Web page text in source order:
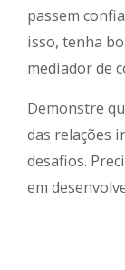
passem
isso, tenha
mediador de
Demonstre
das relações
desafios.
em